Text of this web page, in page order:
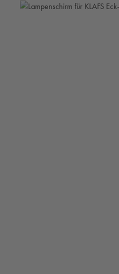
Bildergalerie überspringen